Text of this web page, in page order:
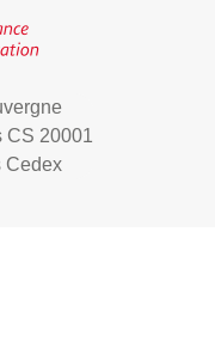
CS 20001
Cedex